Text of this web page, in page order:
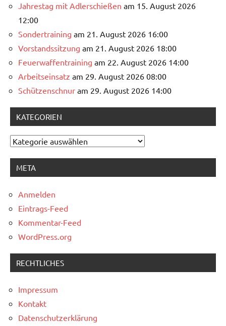
Jahrestag mit Adlerschießen am 15. August 2026
12:00
Sondertraining am 21. August 2026 16:00
Vorstandssitzung am 21. August 2026 18:00
Feuerwaffentraining am 22. August 2026 14:00
Arbeitseinsatz am 29. August 2026 08:00
Schützenschnur am 29. August 2026 14:00
KATEGORIEN
Kategorien
META
Anmelden
Eintrags-Feed
Kommentar-Feed
WordPress.org
RECHTLICHES
Impressum
Kontakt
Datenschutzerklärung